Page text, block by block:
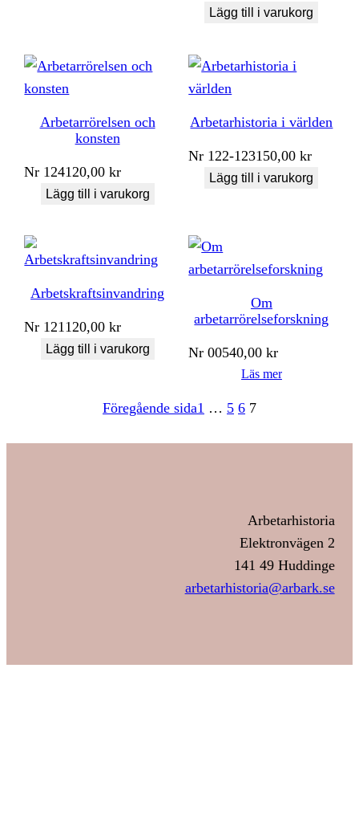
Lägg till i varukorg
Arbetarrörelsen och
konsten
Nr 124120,00kr
Lägg till i varukorg
Arbetarhistoria i världen
Nr 122-123150,00kr
Lägg till i varukorg
Arbetskraftsinvandring
Nr 121120,00kr
Lägg till i varukorg
Om
arbetarrörelseforskning
Nr 00540,00kr
Läs mer
Föregående sida1 … 5 6 7
Arbetarhistoria
Elektronvägen 2
141 49 Huddinge
arbetarhistoria@arbark.se